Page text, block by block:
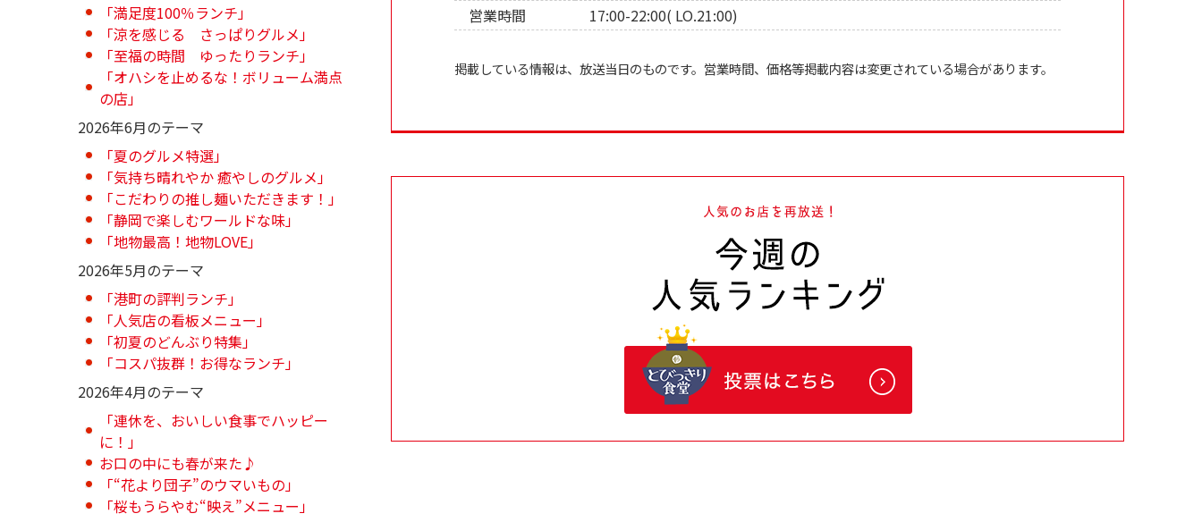
営業時間
17:00-22:00( LO.21:00)
掲載している情報は、放送当日のものです。営業時間、価格等掲載内容は変更されている場合があります。
「満足度100％ランチ」
「涼を感じる さっぱりグルメ」
「至福の時間 ゆったりランチ」
「オハシを止めるな！ボリューム満点
の店」
2026年6月のテーマ
「夏のグルメ特選」
「気持ち晴れやか 癒やしのグルメ」
「こだわりの推し麺いただきます！」
「静岡で楽しむワールドな味」
「地物最高！地物LOVE」
2026年5月のテーマ
「港町の評判ランチ」
「人気店の看板メニュー」
「初夏のどんぶり特集」
「コスパ抜群！お得なランチ」
2026年4月のテーマ
「連休を、おいしい食事でハッピー
に！」
お口の中にも春が来た♪
「“花より団子”のウマいもの」
「桜もうらやむ“映え”メニュー」